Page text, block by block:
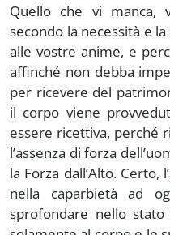
Quello che vi
secondo la necessità e
alle vostre anime, e
affinché non debba
per ricevere del
il corpo viene
essere ricettiva, perché
l’assenza di forza
la Forza dall’Alto. Certo,
nella caparbietà ad
sprofondare nello